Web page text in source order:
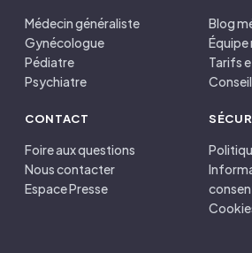
Médecin généraliste
Gynécologue
Pédiatre
Psychiatre
Blog
Équipe
Tarifs
CONTACT
Foire aux questions
Nous contacter
Espace Presse